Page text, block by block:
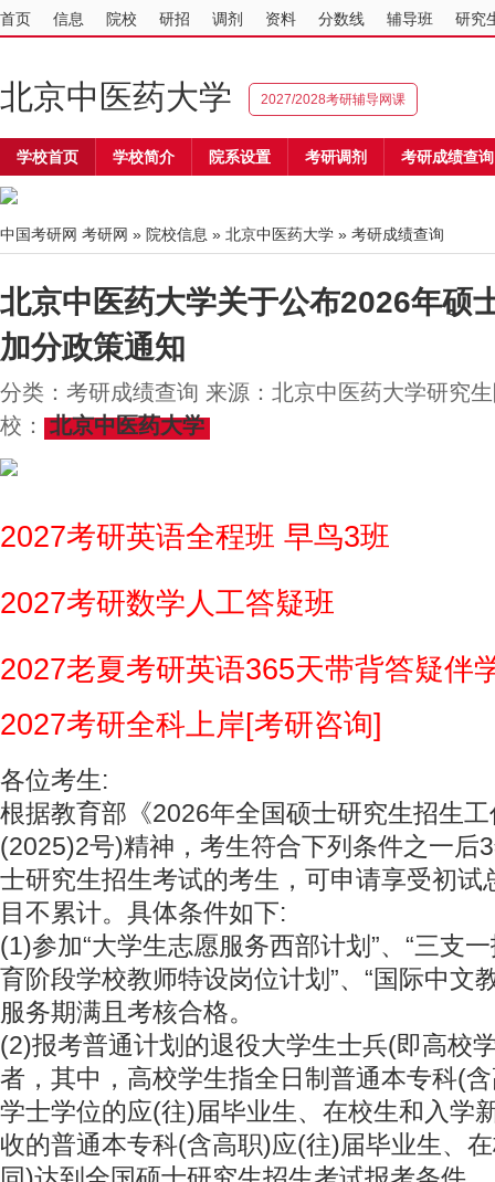
首页 信息 院校 研招 调剂 资料 分数线 辅导班 研究
北京中医药大学 2027/2028考研辅导网课
学校首页 学校简介 院系设置 考研调剂 考研成绩查询
中国考研网 考研网 » 院校信息 » 北京中医药大学 » 考研成绩查询
北京中医药大学关于公布2026年硕
加分政策通知
分类：考研成绩查询 来源：北京中医药大学研究
校：
北京中医药大学
2027考研英语全程班 早鸟3班
2027考研数学人工答疑班
2027老夏考研英语365天带背答疑伴
2027考研全科上岸[考研咨询]
各位考生:
根据教育部《2026年全国硕士研究生招生
(2025)2号)精神，考生符合下列条件之一后
士研究生招生考试的考生，可申请享受初试
目不累计。具体条件如下:
(1)参加“大学生志愿服务西部计划”、“三支
育阶段学校教师特设岗位计划”、“国际中文
服务期满且考核合格。
(2)报考普通计划的退役大学生士兵(即高校
者，其中，高校学生指全日制普通本专科(
学士学位的应(往)届毕业生、在校生和入学
收的普通本专科(含高职)应(往)届毕业生、